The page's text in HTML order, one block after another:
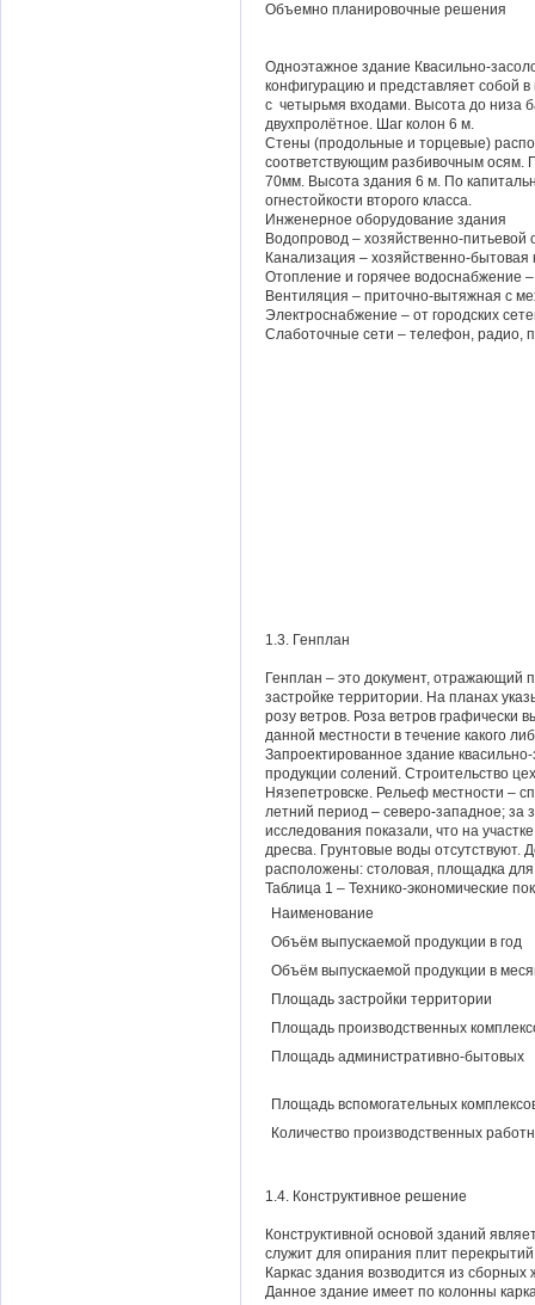
Объемно планировочные решения
Одноэтажное здание Квасильно-
конфигурацию и представляет собой
с четырьмя входами. Высота до низа
двухпролётное. Шаг колон 6 м.
Стены (продольные и торцевые)
соответствующим разбивочным осям.
70мм. Высота здания 6 м. По
огнестойкости второго класса.
Инженерное оборудование здания
Водопровод – хозяйственно-питьевой
Канализация – хозяйственно-
Отопление и горячее водоснабжение
Вентиляция – приточно-вытяжная с
Электроснабжение – от городских
Слаботочные сети – телефон,
1.3. Генплан
Генплан – это документ, отражающий
застройке территории. На планах
розу ветров. Роза ветров графически
данной местности в течение какого
Запроектированное здание
продукции солений. Строительство
Нязепетровске. Рельеф местности –
летний период – северо-западное; за
исследования показали, что на
дресва. Грунтовые воды отсутствуют.
расположены: столовая, площадка
Таблица 1 – Технико-экономические
Наименование
Объём выпускаемой продукции в год
Объём выпускаемой продукции в
Площадь застройки территории
Площадь производственных
Площадь административно-
Площадь вспомогательных
Количество производственных
1.4. Конструктивное решение
Конструктивной основой зданий
служит для опирания плит
Каркас здания возводится из
Данное здание имеет по колонны